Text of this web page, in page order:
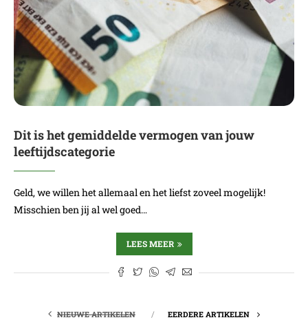
Dit is het gemiddelde vermogen van jouw
leeftijdscategorie
Geld, we willen het allemaal en het liefst zoveel mogelijk!
Misschien ben jij al wel goed…
LEES MEER
NIEUWE ARTIKELEN EERDERE ARTIKELEN